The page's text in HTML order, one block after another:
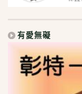
有愛無礙